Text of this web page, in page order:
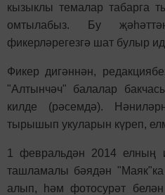
кызыклы темалар табарга
омтылабыз. Бу
фикерләрегезгә шат булыр
Фикер дигәннән,
"Алтынчәч" балалар
килде (рәсемдә).
тырышып укуларын күреп,
1 февральдән 2014 елның
ташламалы бәядән
алып, һәм фотосурәт